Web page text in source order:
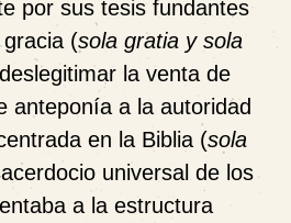
por sus tesis fundantes
(sola gratia y sola
la venta de
anteponía a la autoridad
en la Biblia (sola
universal de los
a la estructura